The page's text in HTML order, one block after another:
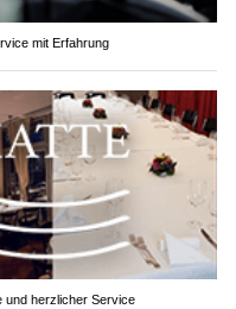
mit Erfahrung
und herzlicher Service